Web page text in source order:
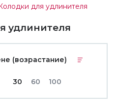
для удлинителя
удлинителя
(возрастание)
30 60 100